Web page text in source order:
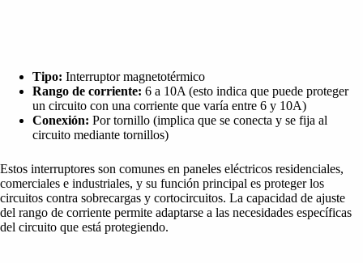
Tipo: Interruptor magnetotérmico
Rango de corriente: 6 a 10A (esto indica que puede proteger
un circuito con una corriente que varía entre 6 y 10A)
Conexión: Por tornillo (implica que se conecta y se fija al
circuito mediante tornillos)
Estos interruptores son comunes en paneles eléctricos residenciales,
comerciales e industriales, y su función principal es proteger los
circuitos contra sobrecargas y cortocircuitos. La capacidad de ajuste
del rango de corriente permite adaptarse a las necesidades específicas
del circuito que está protegiendo.